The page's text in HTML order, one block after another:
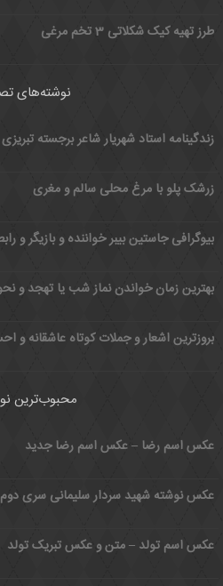
طرز تهیه کیک شکلاتی 3 تخم مرغی
نوشته‌های
زندگینامه استاد شهریار شاعر برجسته تبریزی
زرشک پلو با مرغ محلی سالم و مغری
بروزترین اشعار و جملات کوتاه عاشقانه و
محبوب‌ترین
عکس اسم رضا – عکس اسم رضا جدید
عکس نوشته شهید سردار سلیمانی سری دوم
عکس اسم تولد – متن و عکس تبریک تولد